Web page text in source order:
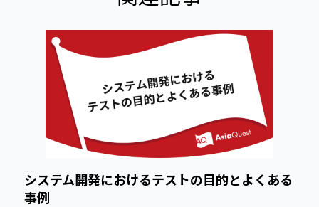
システム開発におけるテストの目的とよくある
事例